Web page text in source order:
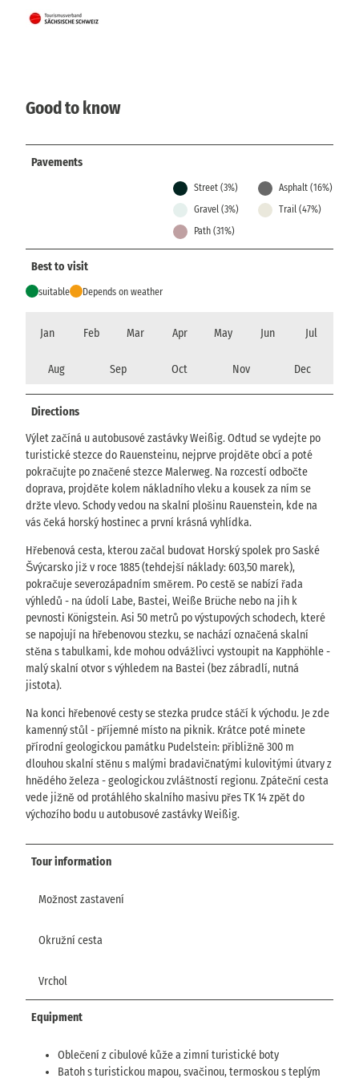
Good to know
Pavements
Street (3%)
Asphalt (16%)
Gravel (3%)
Trail (47%)
Path (31%)
Best to visit
suitable Depends on weather
Jan Feb Mar Apr May Jun Jul
Aug Sep Oct Nov Dec
Directions
Výlet začíná u autobusové zastávky Weißig. Odtud se vydejte po
turistické stezce do Rauensteinu, nejprve projděte obcí a poté
pokračujte po značené stezce Malerweg. Na rozcestí odbočte
doprava, projděte kolem nákladního vleku a kousek za ním se
držte vlevo. Schody vedou na skalní plošinu Rauenstein, kde na
vás čeká horský hostinec a první krásná vyhlídka.
Hřebenová cesta, kterou začal budovat Horský spolek pro Saské
Švýcarsko již v roce 1885 (tehdejší náklady: 603,50 marek),
pokračuje severozápadním směrem. Po cestě se nabízí řada
výhledů - na údolí Labe, Bastei, Weiße Brüche nebo na jih k
pevnosti Königstein. Asi 50 metrů po výstupových schodech, které
se napojují na hřebenovou stezku, se nachází označená skalní
stěna s tabulkami, kde mohou odvážlivci vystoupit na Kapphöhle -
malý skalní otvor s výhledem na Bastei (bez zábradlí, nutná
jistota).
Na konci hřebenové cesty se stezka prudce stáčí k východu. Je zde
kamenný stůl - příjemné místo na piknik. Krátce poté minete
přírodní geologickou památku Pudelstein: přibližně 300 m
dlouhou skalní stěnu s malými bradavičnatými kulovitými útvary z
hnědého železa - geologickou zvláštností regionu. Zpáteční cesta
vede jižně od protáhlého skalního masivu přes TK 14 zpět do
výchozího bodu u autobusové zastávky Weißig.
Tour information
Možnost zastavení
Okružní cesta
Vrchol
Equipment
Oblečení z cibulové kůže a zimní turistické boty
Batoh s turistickou mapou, svačinou, termoskou s teplým